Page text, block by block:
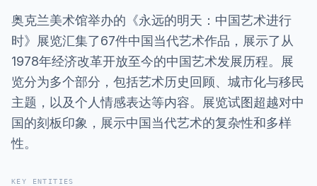
奥克兰美术馆举办的《永远的明天：中国艺术进行
时》展览汇集了67件中国当代艺术作品，展示了从
1978年经济改革开放至今的中国艺术发展历程。展
览分为多个部分，包括艺术历史回顾、城市化与移民
主题，以及个人情感表达等内容。展览试图超越对中
国的刻板印象，展示中国当代艺术的复杂性和多样
性。
KEY ENTITIES